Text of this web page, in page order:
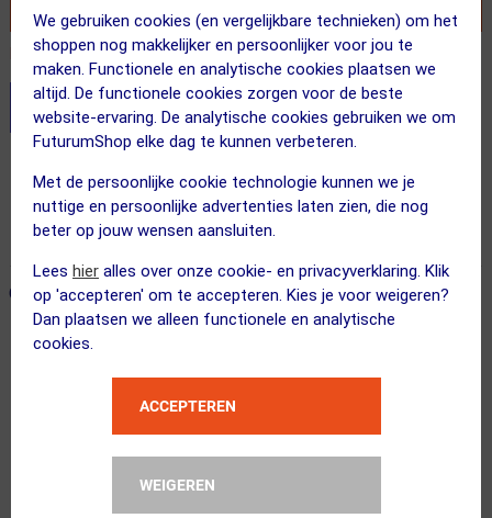
We gebruiken cookies (en vergelijkbare technieken) om het
shoppen nog makkelijker en persoonlijker voor jou te
maken. Functionele en analytische cookies plaatsen we
altijd. De functionele cookies zorgen voor de beste
website-ervaring. De analytische cookies gebruiken we om
FuturumShop elke dag te kunnen verbeteren.
Met de persoonlijke cookie technologie kunnen we je
nuttige en persoonlijke advertenties laten zien, die nog
beter op jouw wensen aansluiten.
Lees hier alles over onze cookie- en privacyverklaring. Klik
op 'accepteren' om te accepteren. Kies je voor weigeren?
Dan plaatsen we alleen functionele en analytische
cookies.
ACCEPTEREN
WEIGEREN
Recent besteld door 2 klanten! Bestel ook snel!
Stel je productvragen aan onze AI assistent
Voor 23:00 uur besteld, morgen in huis
365 dagen retourrecht
← Terug naar productnavigatie
ONZE AANBEVOLEN COMBINATIE
Shimano
GRX RX825 Di2 STI Unit Rechts 12 Sp...